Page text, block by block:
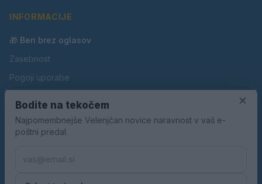
INFORMACIJE
🎁 Beri brez oglasov
Zasebnost
Pogoji uporabe
Oglaševanje
Kontakt
×
Bodite na tekočem
Najpomembnejše Velenjčan novice naravnost v vaš e-
poštni predal.